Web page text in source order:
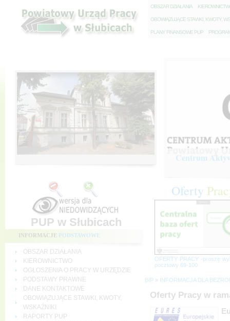
OBSZAR DZIAŁANIA K
OBOWIĄZUJĄCE STAWKI, KWOTY,
PLANY FINANSOWE PUP P
Centrum
PUP w Słubicach
INFORMACJE PODSTAWOWE
OBSZAR DZIAŁANIA
KIEROWNICTWO
OGŁOSZENIA O PRACY W URZĘDZIE
PODSTAWY PRAWNE
DANE KONTAKTOWE
OBOWIĄZUJĄCE STAWKI, KWOTY,
WSKAŹNIKI
RAPORTY PUP
Oferty
OFERTY PRACY -proszę
pocztowy 69-100
BIP » INFORMACJA DLA
Oferty Pracy w